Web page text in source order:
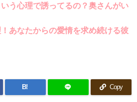
う心理で誘ってるの？奥さんがい
あなたからの愛情を求め続ける彼
B! Copy